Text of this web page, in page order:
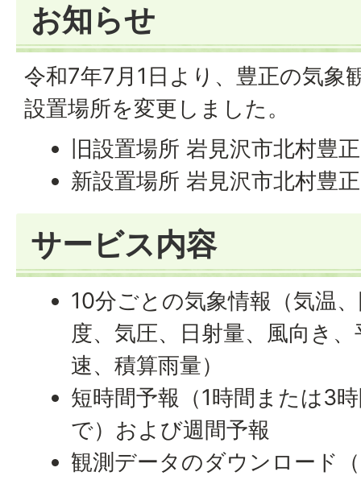
お知らせ
令和7年7月1日より、豊正の気象
設置場所を変更しました。
旧設置場所 岩見沢市北村豊
新設置場所 岩見沢市北村豊
サービス内容
10分ごとの気象情報（気温
度、気圧、日射量、風向き
速、積算雨量）
短時間予報（1時間または3
で）および​​​​​​週間予報
観測データのダウンロード